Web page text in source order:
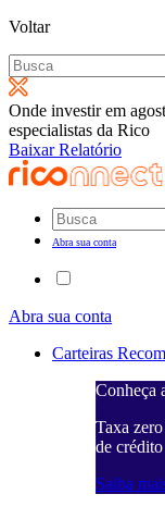
Voltar
Pesquisar
por:
Onde investir em
especialistas da Rico
Baixar Relatório
Abra sua conta
Abra sua conta
Carteiras
Conheça
Taxa
de
Saiba